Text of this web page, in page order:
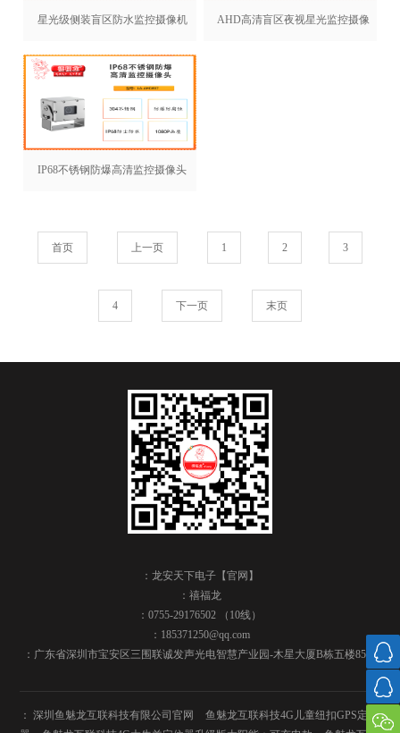
星光级侧装盲区防水监控摄像机
LA-AHD300
AHD高清盲区夜视星光监控摄像
IP68不锈钢防爆高清监控摄像头
首页 上一页 1 2 3
4 下一页 末页
：龙安天下电子【官网】
：禧福龙
：0755-29176502 （10线）
：185371250@qq.com
：广东省深圳市宝安区三围联诚发声光电智慧产业园-木星大厦B栋五楼8504
：深圳鱼魅龙互联科技有限公司官网
鱼魅龙互联科技4G儿童纽扣GPS定位